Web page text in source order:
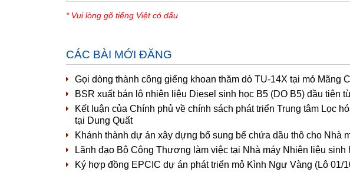
* Vui lòng gõ tiếng Việt có dấu
CÁC BÀI MỚI ĐĂNG
Gọi dòng thành công giếng khoan thăm dò TU-14X tại mỏ Mãng
BSR xuất bán lô nhiên liệu Diesel sinh học B5 (DO B5) đầu tiên
Kết luận của Chính phủ về chính sách phát triển Trung tâm Lọc
tại Dung Quất
Khánh thành dự án xây dựng bổ sung bể chứa dầu thô cho Nhà
Lãnh đạo Bộ Công Thương làm việc tại Nhà máy Nhiên liệu sinh
Ký hợp đồng EPCIC dự án phát triển mỏ Kình Ngư Vàng (Lô 01/